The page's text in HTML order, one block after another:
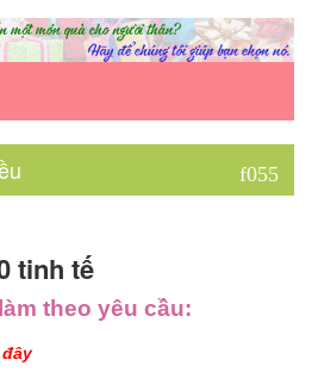
tinh tế
theo yêu cầu:
đây